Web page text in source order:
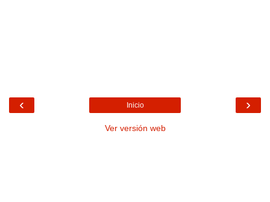
‹ ›
Inicio
Ver versión web